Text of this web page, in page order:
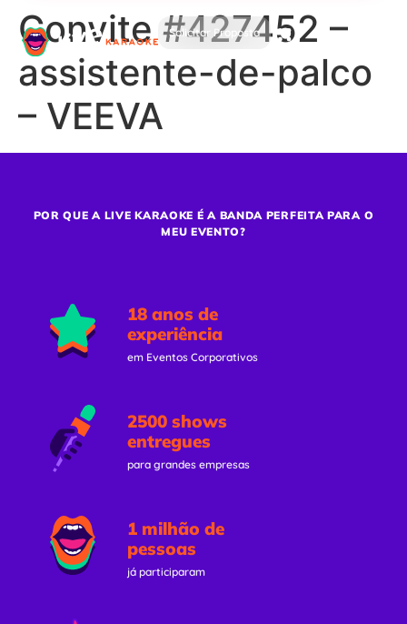
Solicitar Proposta
Convite #427452 –
assistente-de-palco
– VEEVA
POR QUE A LIVE KARAOKE É A BANDA PERFEITA PARA O
MEU EVENTO?
18 anos de
experiência
em Eventos Corporativos
2500 shows
entregues
para grandes empresas
1 milhão de
pessoas
já participaram